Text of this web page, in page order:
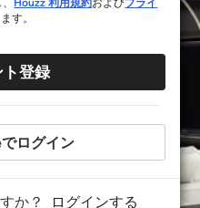
Houzz 利用規約およびプライ
す。
ト登録
ログイン
か？ ログインする